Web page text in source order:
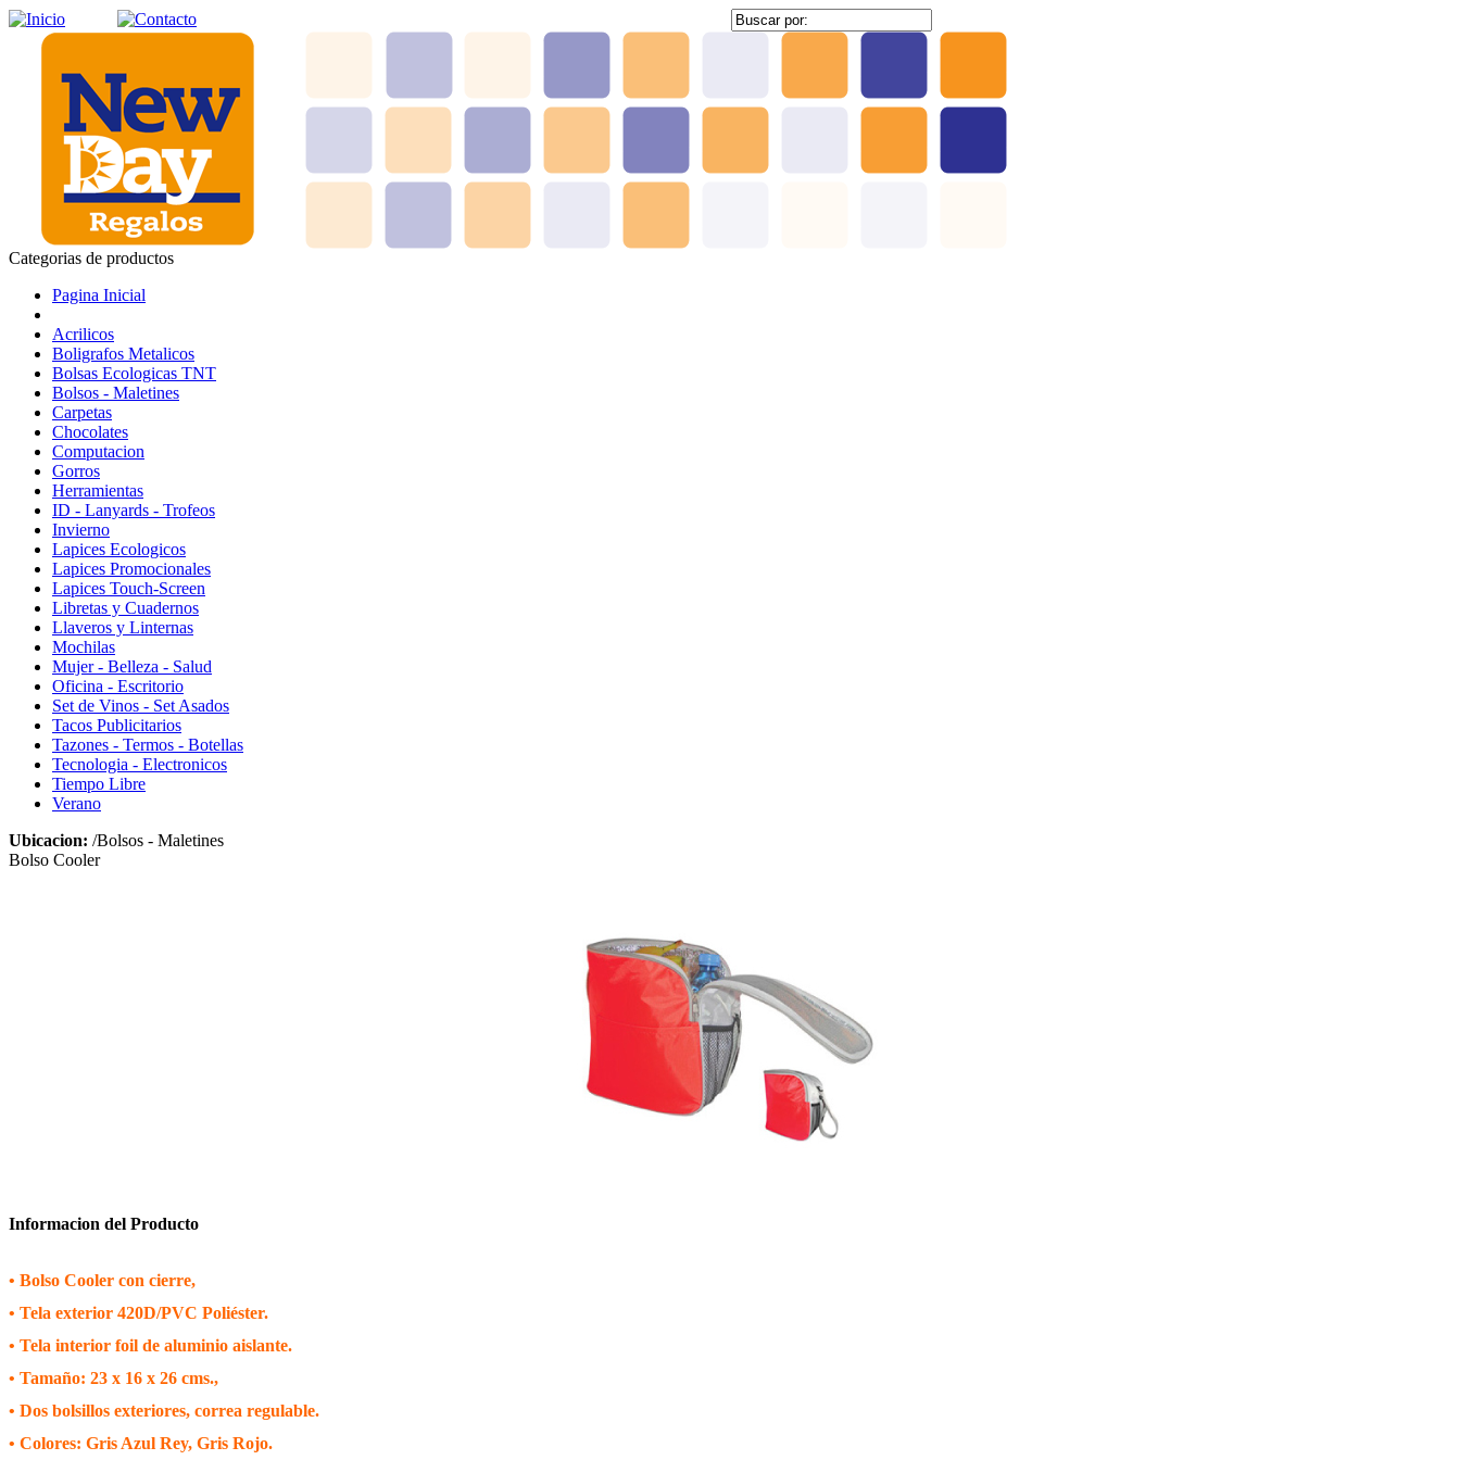
Categorias de productos
Pagina Inicial
Acrilicos
Boligrafos Metalicos
Bolsas Ecologicas TNT
Bolsos - Maletines
Carpetas
Chocolates
Computacion
Gorros
Herramientas
ID - Lanyards - Trofeos
Invierno
Lapices Ecologicos
Lapices Promocionales
Lapices Touch-Screen
Libretas y Cuadernos
Llaveros y Linternas
Mochilas
Mujer - Belleza - Salud
Oficina - Escritorio
Set de Vinos - Set Asados
Tacos Publicitarios
Tazones - Termos - Botellas
Tecnologia - Electronicos
Tiempo Libre
Verano
Ubicacion: /Bolsos - Maletines
Bolso Cooler
Informacion del Producto
• Bolso Cooler con cierre,
• Tela exterior 420D/PVC Poliéster.
• Tela interior foil de aluminio aislante.
• Tamaño: 23 x 16 x 26 cms.,
• Dos bolsillos exteriores, correa regulable.
• Colores: Gris Azul Rey, Gris Rojo.